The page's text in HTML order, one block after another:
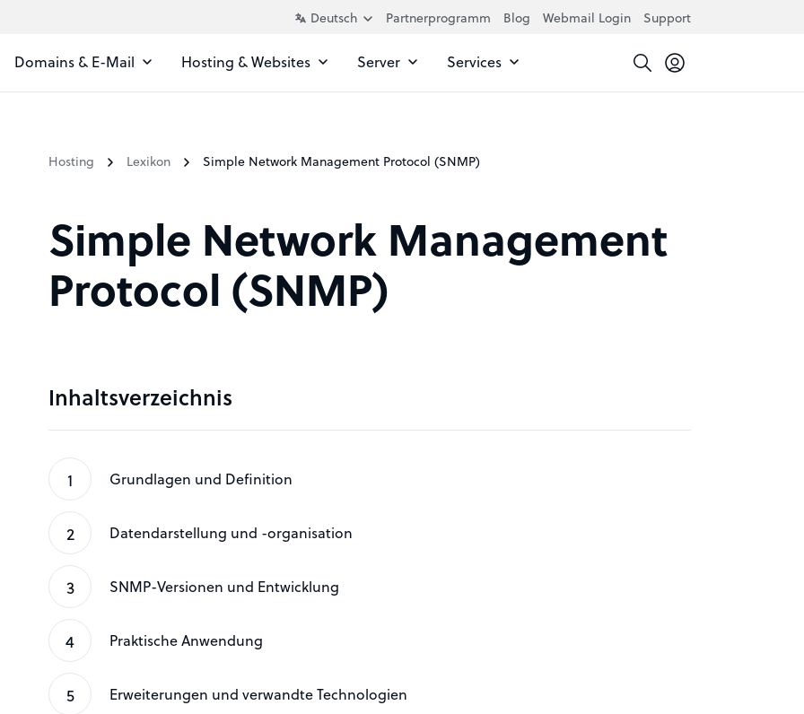
Partnerprogramm Blog Webmail Login Support
Domains & E-Mail Hosting & Websites Server Services
Hosting Lexikon Simple Network Management Protocol (SNMP)
Simple Network Management
Protocol (SNMP)
Inhaltsverzeichnis
Grundlagen und Definition
Datendarstellung und -organisation
SNMP-Versionen und Entwicklung
Praktische Anwendung
Erweiterungen und verwandte Technologien